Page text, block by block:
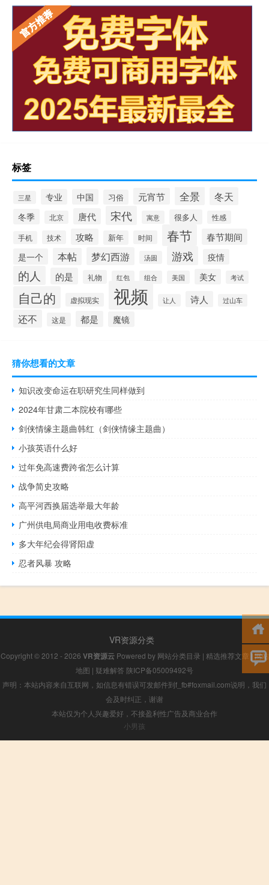
标签
三星 专业 中国 习俗 元宵节 全景 冬天
冬季 北京 唐代 宋代 寓意 很多人 性感
手机 技术 攻略 新年 时间 春节
春节期间
是一个
本帖 梦幻西游 汤圆 游戏 疫情
的人 的是 礼物 红包 组合 美国 美女 考试
自己的 虚拟现实 视频 让人 诗人 过山车
还不 这是 都是 魔镜
猜你想看的文章
知识改变命运在职研究生同样做到
2024年甘肃二本院校有哪些
剑侠情缘主题曲韩红（剑侠情缘主题曲）
小孩英语什么好
过年免高速费跨省怎么计算
战争简史攻略
高平河西换届选举最大年龄
广州供电局商业用电收费标准
多大年纪会得肾阳虚
忍者风暴 攻略
VR资源分类
Copyright © 2012 - 2026 VR资源云Powered by 网站分类目录 | 精选推荐文章 |网站
地图 | 疑难解答 陕ICP备05009492号
声明：本站内容来自互联网，如信息有错误可发邮件到f_fb#foxmail.com说明，我们
会及时纠正，谢谢
本站仅为个人兴趣爱好，不接盈利性广告及商业合作
小男孩